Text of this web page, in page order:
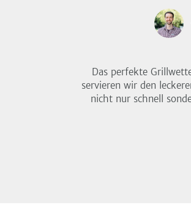
Das perfekte
servieren wir den
nicht nur schnell